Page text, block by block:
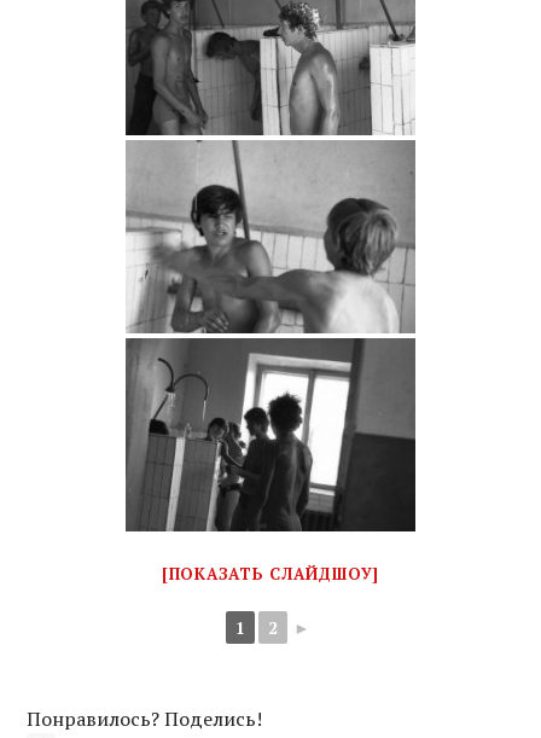
[ПОКАЗАТЬ СЛАЙДШОУ]
1 2 ►
Понравилось? Поделись!